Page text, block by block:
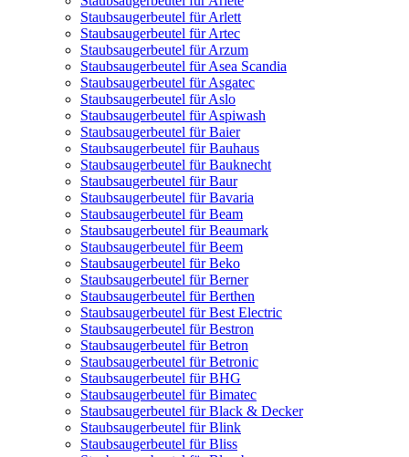
Staubsaugerbeutel für Arlett
Staubsaugerbeutel für Artec
Staubsaugerbeutel für Arzum
Staubsaugerbeutel für Asea Scandia
Staubsaugerbeutel für Asgatec
Staubsaugerbeutel für Aslo
Staubsaugerbeutel für Aspiwash
Staubsaugerbeutel für Baier
Staubsaugerbeutel für Bauhaus
Staubsaugerbeutel für Bauknecht
Staubsaugerbeutel für Baur
Staubsaugerbeutel für Bavaria
Staubsaugerbeutel für Beam
Staubsaugerbeutel für Beaumark
Staubsaugerbeutel für Beem
Staubsaugerbeutel für Beko
Staubsaugerbeutel für Berner
Staubsaugerbeutel für Berthen
Staubsaugerbeutel für Best Electric
Staubsaugerbeutel für Bestron
Staubsaugerbeutel für Betron
Staubsaugerbeutel für Betronic
Staubsaugerbeutel für BHG
Staubsaugerbeutel für Bimatec
Staubsaugerbeutel für Black & Decker
Staubsaugerbeutel für Blink
Staubsaugerbeutel für Bliss